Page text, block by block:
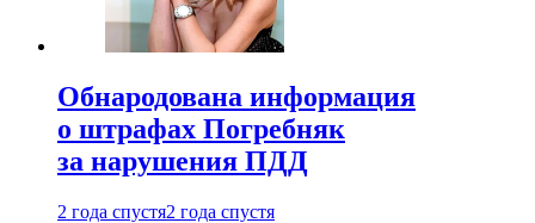
Обнародована информация
о штрафах Погребняк
за нарушения ПДД
2 года спустя2 года спустя